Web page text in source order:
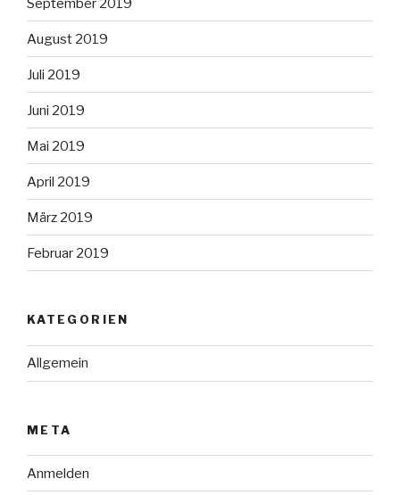
August 2019
Juli 2019
Juni 2019
Mai 2019
April 2019
März 2019
Februar 2019
KATEGORIEN
Allgemein
META
Anmelden